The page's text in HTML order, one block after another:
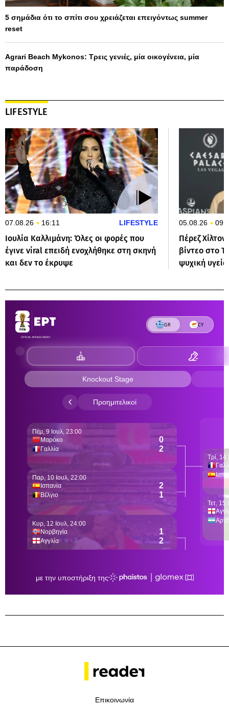
5 σημάδια ότι το σπίτι σου χρειάζεται επειγόντως summer
reset
Agrari Beach Mykonos: Τρεις γενιές, μία οικογένεια, μία
παράδοση
LIFESTYLE
07.08.26 16:11 LIFESTYLE
Ιουλία Καλλιμάνη: Όλες οι φορές που
έγινε viral επειδή ενοχλήθηκε στη σκηνή
και δεν το έκρυψε
05.08.26
Πέρεζ
βίντεο στο
ψυχική
Επικοινωνία